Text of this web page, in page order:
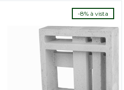
-8% à vista